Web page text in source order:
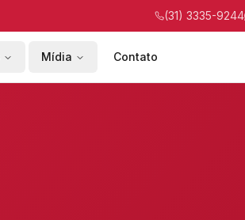
(31) 3335-9244
Mídia Contato